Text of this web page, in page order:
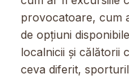
provocatoare, cum
de opțiuni
localnicii și călătorii
ceva diferit,